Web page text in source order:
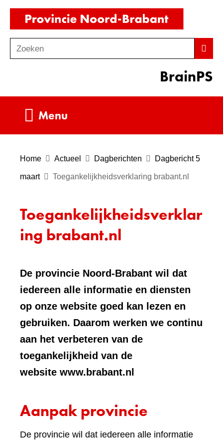
Ga
de
inhoud
o
Zoeken
BrainPS
Menu
Home Actueel Dagberichten Dagbericht 5
maart Toegankelijkheidsverklaring brabant.nl
Toegankelijkheidsverklar
ing brabant.nl
De provincie Noord-Brabant wil dat
iedereen alle informatie en diensten
op onze website goed kan lezen en
gebruiken. Daarom werken we continu
aan het verbeteren van de
toegankelijkheid van de
website www.brabant.nl
Aanpak provincie
De provincie wil dat iedereen alle informatie